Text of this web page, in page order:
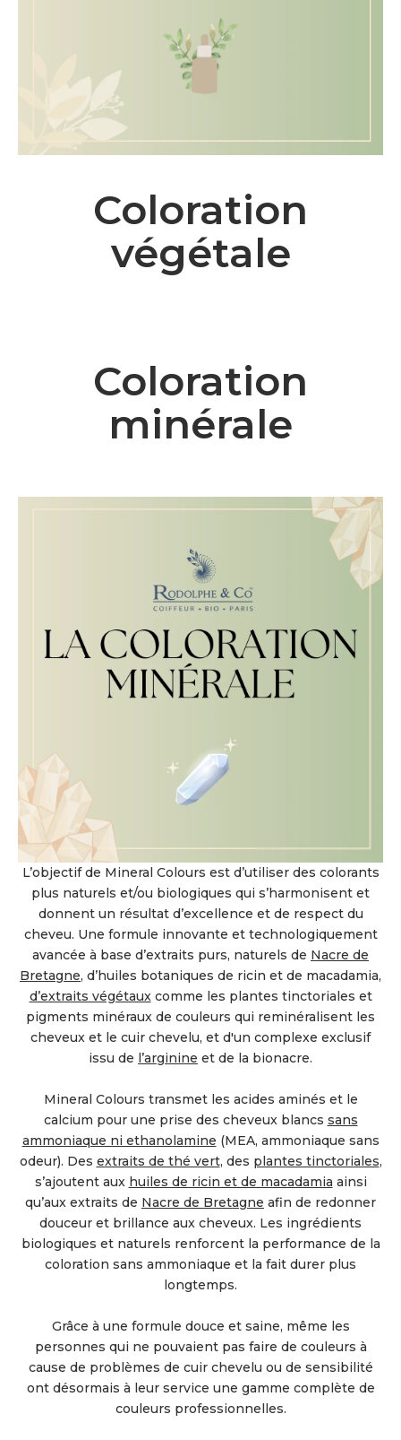
Coloration
végétale
Coloration
minérale
L’objectif de Mineral Colours est d’utiliser des colorants
plus naturels et/ou biologiques qui s’harmonisent et
donnent un résultat d’excellence et de respect du
cheveu. Une formule innovante et technologiquement
avancée à base d’extraits purs, naturels de Nacre de
Bretagne, d’huiles botaniques de ricin et de macadamia,
d’extraits végétauxcomme les plantes tinctoriales et
pigments minéraux de couleurs qui reminéralisent les
cheveux et le cuir chevelu, et d'un complexe exclusif
issu de l’arginine et de la bionacre.
Mineral Colours transmet les acides aminés et le
calcium pour une prise des cheveux blancs sans
ammoniaque ni ethanolamine (MEA, ammoniaque sans
odeur). Des extraits de thé vert, des plantes tinctoriales,
s’ajoutent aux huiles de ricin et de macadamia ainsi
qu’aux extraits de Nacre de Bretagne afin de redonner
douceur et brillance aux cheveux. Les ingrédients
biologiques et naturels renforcent la performance de la
coloration sans ammoniaque et la fait durer plus
longtemps.
Grâce à une formule douce et saine, même les
personnes qui ne pouvaient pas faire de couleurs à
cause de problèmes de cuir chevelu ou de sensibilité
ont désormais à leur service une gamme complète de
couleurs professionnelles.